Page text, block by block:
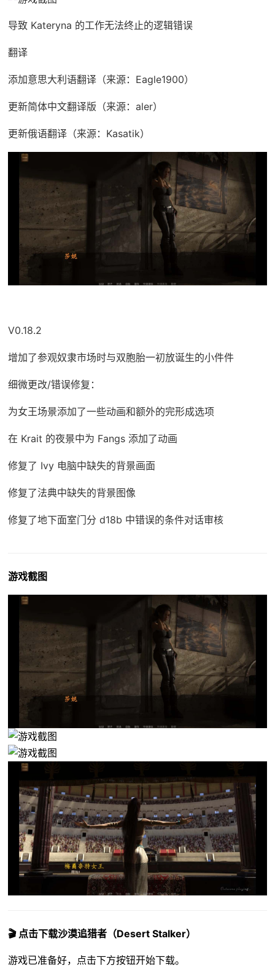
导致 Kateryna 的工作无法终止的逻辑错误
翻译
添加意思大利语翻译（来源：Eagle1900）
更新简体中文翻译版（来源：aler）
更新俄语翻译（来源：Kasatik）
V0.18.2
增加了参观奴隶市场时与双胞胎一初放诞生的小件件
细微更改/错误修复：
为女王场景添加了一些动画和额外的完形成选项
在 Krait 的夜景中为 Fangs 添加了动画
修复了 Ivy 电脑中缺失的背景画面
修复了法典中缺失的背景图像
修复了地下面室门分 d18b 中错误的条件对话审核
游戏截图
🎬 点击下载沙漠追猎者（Desert Stalker）
游戏已准备好，点击下方按钮开始下载。